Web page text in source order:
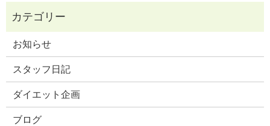
お知らせ
スタッフ日記
ダイエット企画
ブログ